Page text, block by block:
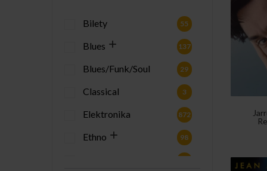
Bilety 55
Blues 137
Blues/Funk/Soul 29
Classical 3
Elektronika 872
Ethno 98